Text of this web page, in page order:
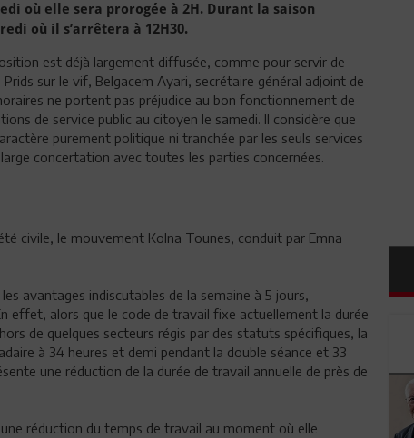
où elle sera prorogée à 2H. Durant la saison
où il s’arrêtera à 12H30.
est déjà largement diffusée, comme pour servir de
sur le vif, Belgacem Ayari, secrétaire général adjoint de
ne portent pas préjudice au bon fonctionnement de
de service public au citoyen le samedi. Il considère que
purement politique ni tranchée par les seuls services
concertation avec toutes les parties concernées.
civile, le mouvement Kolna Tounes, conduit par Emna
avantages indiscutables de la semaine à 5 jours,
effet, alors que le code de travail fixe actuellement la durée
de quelques secteurs régis par des statuts spécifiques, la
à 34 heures et demi pendant la double séance et 33
une réduction de la durée de travail annuelle de près de
réduction du temps de travail au moment où elle